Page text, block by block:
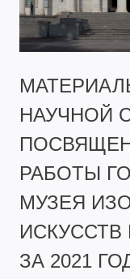
НАУЧНОЙ
РАБОТЫ
МУЗЕЯ
ЗА 2021